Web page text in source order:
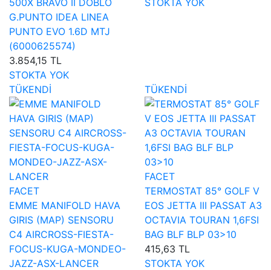
500X BRAVO II DOBLO
G.PUNTO IDEA LINEA
PUNTO EVO 1.6D MTJ
(6000625574)
3.854,15 TL
STOKTA YOK
STOKTA YOK
TÜKENDİ
FACET
EMME MANIFOLD HAVA
GIRIS (MAP) SENSORU
C4 AIRCROSS-FIESTA-
FOCUS-KUGA-MONDEO-
JAZZ-ASX-LANCER
TÜKENDİ
FACET
TERMOSTAT 85° GOLF V
EOS JETTA III PASSAT A3
OCTAVIA TOURAN 1,6FSI
BAG BLF BLP 03>10
415,63 TL
STOKTA YOK